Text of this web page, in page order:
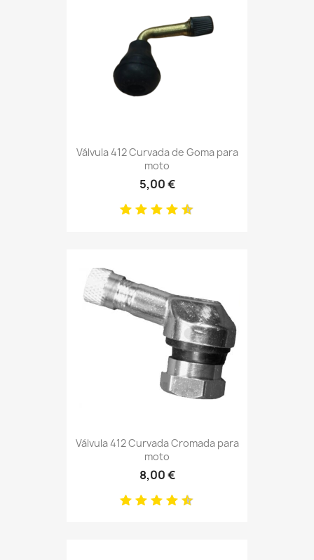
Válvula 412 Curvada de Goma para
moto
5,00 €
Válvula 412 Curvada Cromada para
moto
8,00 €